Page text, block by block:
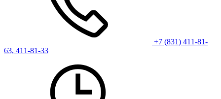
+7 (831) 411-81-
63, 411-81-33